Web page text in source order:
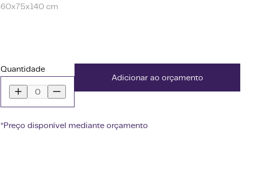
60x75x140 cm
Quantidade
Adicionar ao orçamento
*Preço disponível mediante orçamento